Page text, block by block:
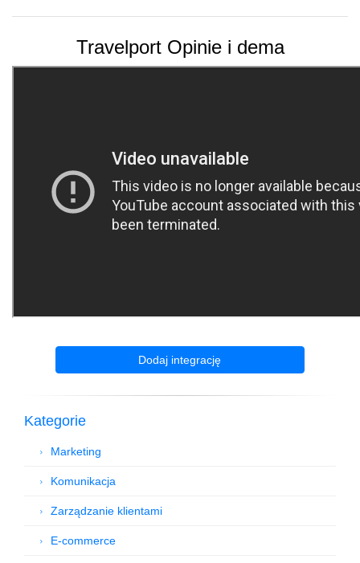
Travelport Opinie i dema
Dodaj integrację
Kategorie
Marketing
Komunikacja
Zarządzanie klientami
E-commerce